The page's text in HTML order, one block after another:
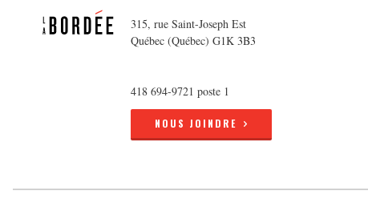
315, rue Saint-Joseph Est
Québec (Québec) G1K 3B3
418 694-9721 poste 1
NOUS JOINDRE